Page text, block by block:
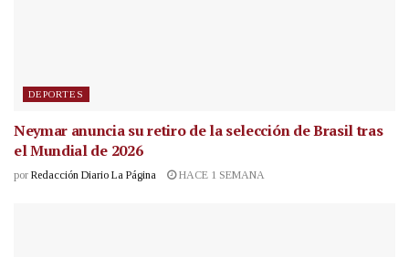
DEPORTES
Neymar anuncia su retiro de la selección de Brasil tras
el Mundial de 2026
por Redacción Diario La Página HACE 1 SEMANA